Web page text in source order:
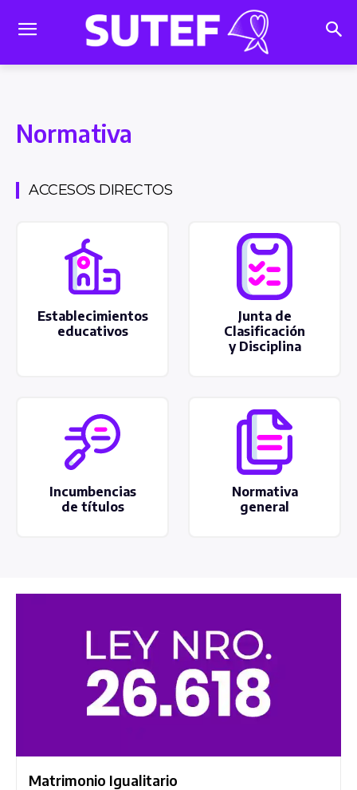
Normativa
ACCESOS DIRECTOS
Establecimientos
educativos
Junta de
Clasificación
y Disciplina
Incumbencias
de títulos
Normativa
general
Matrimonio Igualitario